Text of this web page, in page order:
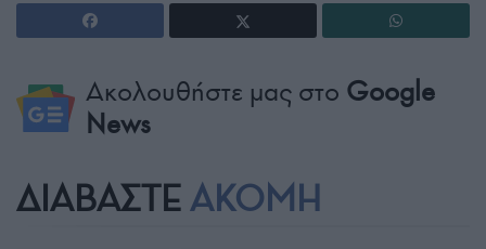
Ακολουθήστε μας στο Google
News
ΔΙΑΒΑΣΤΕ ΑΚΟΜΗ